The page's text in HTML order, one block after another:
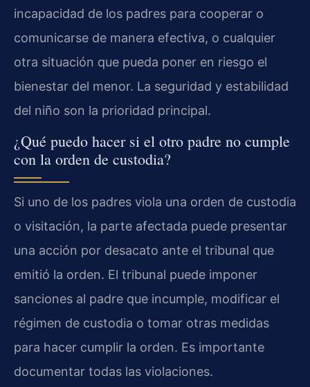
incapacidad de los padres para cooperar o
comunicarse de manera efectiva, o cualquier
otra situación que pueda poner en riesgo el
bienestar del menor. La seguridad y estabilidad
del niño son la prioridad principal.
¿Qué puedo hacer si el otro padre no cumple
con la orden de custodia?
Si uno de los padres viola una orden de custodia
o visitación, la parte afectada puede presentar
una acción por desacato ante el tribunal que
emitió la orden. El tribunal puede imponer
sanciones al padre que incumple, modificar el
régimen de custodia o tomar otras medidas
para hacer cumplir la orden. Es importante
documentar todas las violaciones.